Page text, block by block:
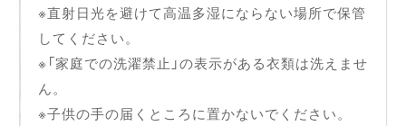
※直射日光を避けて高温多湿にならない場所で保管
してください。
※「家庭での洗濯禁止」の表示がある衣類は洗えませ
ん。
※子供の手の届くところに置かないでください。